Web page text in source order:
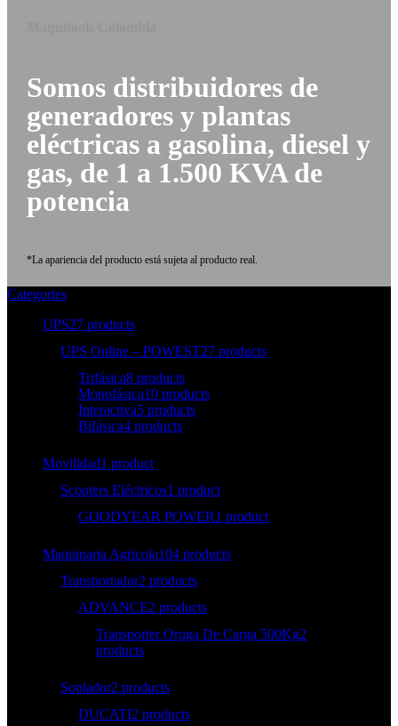
Somos distribuidores de
generadores y plantas
eléctricas a gasolina, diesel y
gas, de 1 a 1.500 KVA de
potencia
*La apariencia del producto está sujeta al producto real.
Categories
UPS27 products
UPS Online – POWEST27 products
Trifásica8 products
Monofásica10 products
Interactiva5 products
Bifásica4 products
Movilidad1 product
Scooters Eléctricos1 product
GOODYEAR POWER1 product
Maquinaria Agricola104 products
Transportador2 products
ADVANCE2 products
Transporter Oruga De Carga 500Kg2
products
Soplador2 products
DUCATI2 products